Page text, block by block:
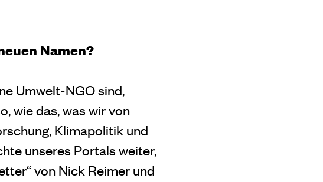
Namen?
Umwelt-NGO sind,
wie das, was wir von
Klimapolitik und
unseres Portals weiter,
von Nick Reimer und